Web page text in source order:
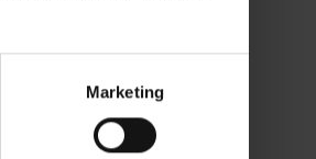
Marketing